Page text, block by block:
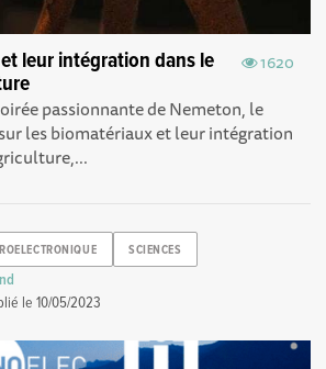
1620
leur intégration dans le
passionnante de Nemeton, le
les biomatériaux et leur intégration
SCIENCES
le10/05/2023